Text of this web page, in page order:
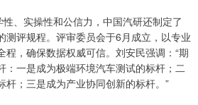
、实操性和公信力，中国汽研还制定了
测评规程。评审委员会于6月成立，以专业
程，确保数据权威可信。刘安民强调：“期
：一是成为极端环境汽车测试的标杆；二
杆；三是成为产业协同创新的标杆。”